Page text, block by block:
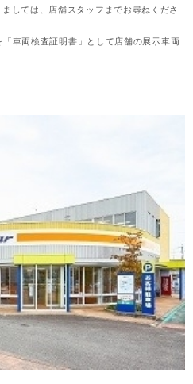
しては、店舗スタッフまでお尋ねくださ
「車両検査証明書」として店舗の展示車両